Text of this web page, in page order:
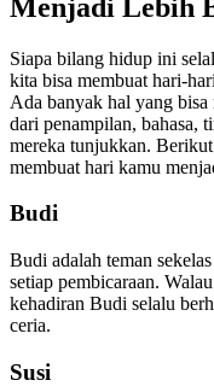
Menjadi Lebih
Siapa bilang hidup ini
kita bisa membuat hari-
Ada banyak hal yang bisa
dari penampilan, bahasa,
mereka tunjukkan.
membuat hari kamu
Budi
Budi adalah teman
setiap pembicaraan.
kehadiran Budi selalu
ceria.
Susi